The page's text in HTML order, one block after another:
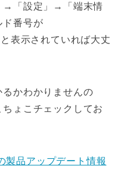
→「設定」→「端末情
番号が
表示されていれば大丈
かわかりませんの
ょこチェックしてお
品アップデート情報